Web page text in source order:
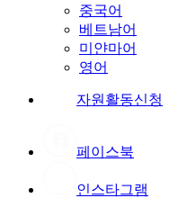
중국어
베트남어
미얀마어
영어
자원활동신청
페이스북
인스타그램